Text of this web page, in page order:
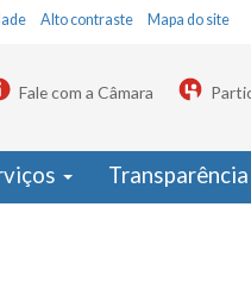
Alto contraste Mapa do site
Fale com a Câmara
Transparência